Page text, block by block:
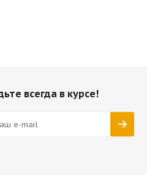
всегда в курсе!